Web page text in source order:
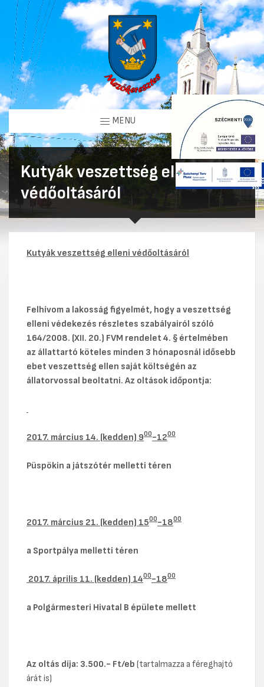
MENU
Kutyák veszettség elleni
védőoltásáról
Kutyák veszettség elleni védőoltásáról
Felhívom a lakosság figyelmét, hogy a veszettség
elleni védekezés részletes szabályairól szóló
164/2008. (XII. 20.) FVM rendelet 4. § értelmében
az állattartó köteles minden 3 hónaposnál idősebb
ebet veszettség ellen saját költségén az
állatorvossal beoltatni. Az oltások időpontja:
2017. március 14. (kedden) 900-1200
Püspökin a játszótér melletti téren
2017. március 21. (kedden) 1500-1800
a Sportpálya melletti téren
2017. április 11. (kedden) 1400-1800
a Polgármesteri Hivatal B épülete mellett
Az oltás díja: 3.500.- Ft/eb (tartalmazza a féreghajtó
árát is)